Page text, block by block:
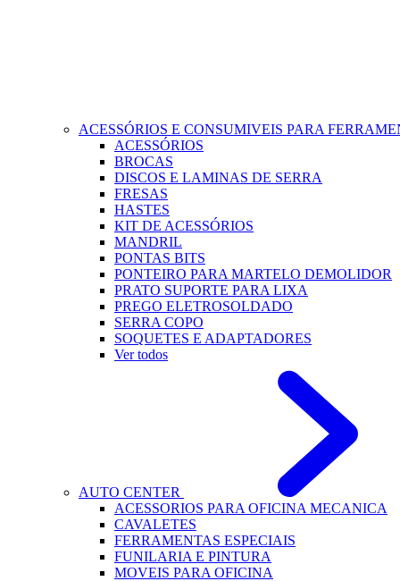
ACESSÓRIOS E CONSUMIVEIS PARA
ACESSÓRIOS
BROCAS
DISCOS E LAMINAS DE SERRA
FRESAS
HASTES
KIT DE ACESSÓRIOS
MANDRIL
PONTAS BITS
PONTEIRO PARA MARTELO DEMOLIDOR
PRATO SUPORTE PARA LIXA
PREGO ELETROSOLDADO
SERRA COPO
SOQUETES E ADAPTADORES
Ver todos
AUTO CENTER
ACESSORIOS PARA OFICINA MECANICA
CAVALETES
FERRAMENTAS ESPECIAIS
FUNILARIA E PINTURA
MOVEIS PARA OFICINA